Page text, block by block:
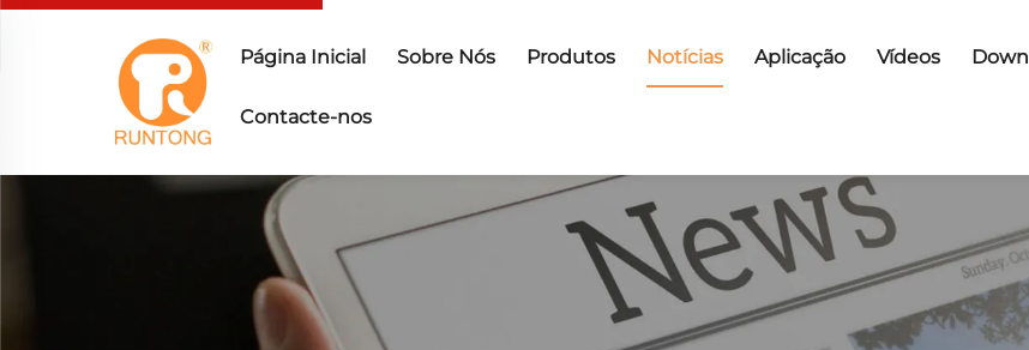
Página Inicial Sobre Nós Produtos Notícias Aplicação Vídeos
Contacte-nos